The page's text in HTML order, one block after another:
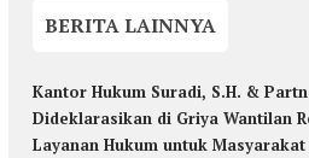
BERITA LAINNYA
Kantor Hukum Suradi, S.H. &
Dideklarasikan di Griya Wantilan
Layanan Hukum untuk Masyarakat